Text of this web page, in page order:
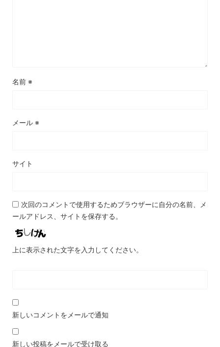
名前 ※
メール ※
サイト
次回のコメントで使用するためブラウザーに自分の名前、メ
ールアドレス、サイトを保存する。
上に表示された文字を入力してください。
新しいコメントをメールで通知
新しい投稿をメールで受け取る